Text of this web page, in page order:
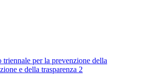
triennale per la prevenzione della
e della trasparenza 2